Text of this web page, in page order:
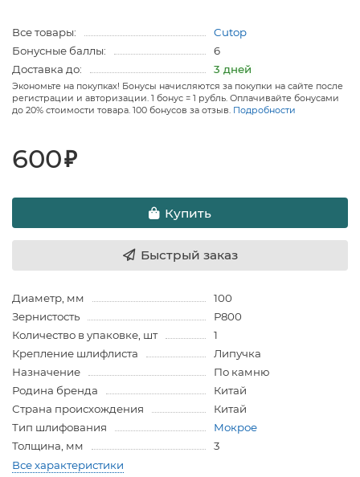
Все товары:
Cutop
Бонусные баллы:
6
Доставка до:
3 дней
Экономьте на покупках! Бонусы начисляются за покупки на сайте после
регистрации и авторизации. 1 бонус = 1 рубль. Оплачивайте бонусами
до 20% стоимости товара. 100 бонусов за отзыв. Подробности
600₽
Купить
Быстрый заказ
Диаметр, мм
100
Зернистость
Р800
Количество в упаковке, шт
1
Крепление шлифлиста
Липучка
Назначение
По камню
Родина бренда
Китай
Страна происхождения
Китай
Тип шлифования
Мокрое
Толщина, мм
3
Все характеристики